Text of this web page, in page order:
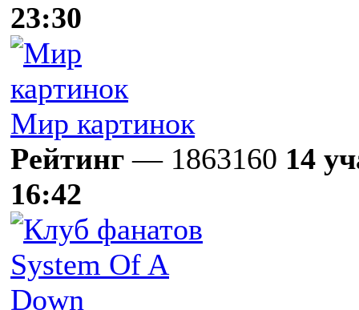
23:30
Мир картинок
Рейтинг — 1863160 14
16:42